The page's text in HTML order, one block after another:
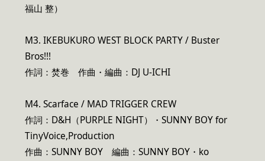
福山 整）
M3. IKEBUKURO WEST BLOCK PARTY / Buster
Bros!!!
作詞：焚巻 作曲・編曲：DJ U-ICHI
M4. Scarface / MAD TRIGGER CREW
作詞：D&H（PURPLE NIGHT）・SUNNY BOY for
TinyVoice,Production
作曲：SUNNY BOY 編曲：SUNNY BOY・ko